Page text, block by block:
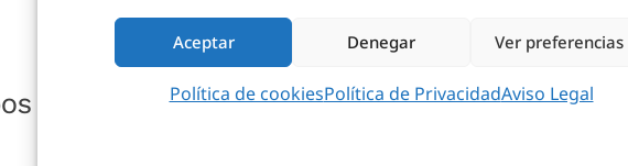
Aceptar Denegar Ver preferencias
Política de cookiesPolítica de PrivacidadAviso Legal